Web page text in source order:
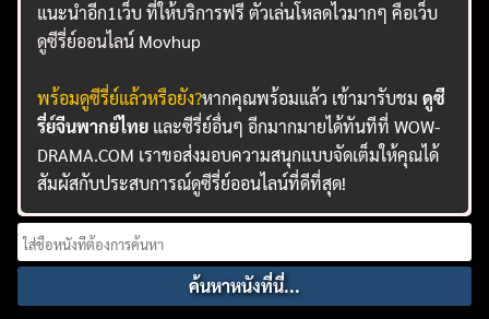
แนะนำอีก1เว็บ ที่ให้บริการฟรี ตัวเล่นโหลดไวมากๆ คือเว็บ
ดูซีรี่ย์ออนไลน์ Movhup
พร้อมดูซีรี่ย์แล้วหรือยัง?หากคุณพร้อมแล้ว เข้ามารับชมดูซี
รี่ย์จีนพากย์ไทย และซีรี่ย์อื่นๆ อีกมากมายได้ทันทีที่ WOW-
DRAMA.COM เราขอส่งมอบความสนุกแบบจัดเต็มให้คุณได้
สัมผัสกับประสบการณ์ดูซีรี่ย์ออนไลน์ที่ดีที่สุด!
Search
for: